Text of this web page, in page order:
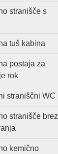
stranišče s
tuš kabina
postaja za
rok
straniščni WC
stranišče brez
kemično